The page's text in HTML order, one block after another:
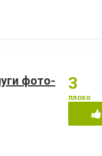
фото-
3
плохо